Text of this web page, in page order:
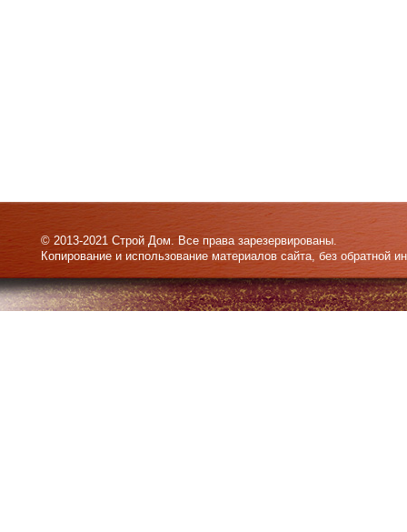
© 2013-2021 Строй Дом. Все права зарезервированы.
Копирование и использование материалов сайта, без обратной